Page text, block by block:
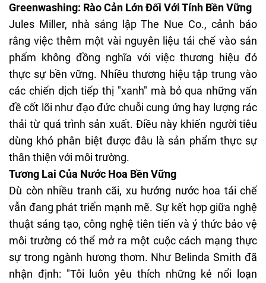
Greenwashing: Rào Cản Lớn Đối Với Tính Bền Vững
Jules Miller, nhà sáng lập The Nue Co., cảnh báo
rằng việc thêm một vài nguyên liệu tái chế vào sản
phẩm không đồng nghĩa với việc thương hiệu đó
thực sự bền vững. Nhiều thương hiệu tập trung vào
các chiến dịch tiếp thị "xanh" mà bỏ qua những vấn
đề cốt lõi như đạo đức chuỗi cung ứng hay lượng rác
thải từ quá trình sản xuất. Điều này khiến người tiêu
dùng khó phân biệt được đâu là sản phẩm thực sự
thân thiện với môi trường.
Tương Lai Của Nước Hoa Bền Vững
Dù còn nhiều tranh cãi, xu hướng nước hoa tái chế
vẫn đang phát triển mạnh mẽ. Sự kết hợp giữa nghệ
thuật sáng tạo, công nghệ tiên tiến và ý thức bảo vệ
môi trường có thể mở ra một cuộc cách mạng thực
sự trong ngành hương thơm. Như Belinda Smith đã
nhận định: "Tôi luôn yêu thích những kẻ nổi loạn